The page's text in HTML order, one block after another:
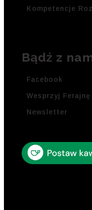
Kompetencje
Bądź z
Facebook
Wesprzyj Ferajnę
Newsletter